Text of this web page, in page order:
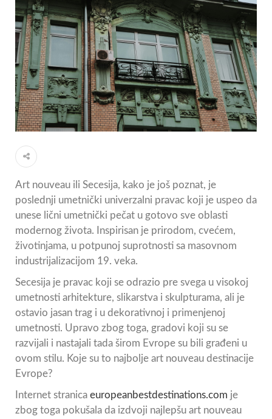
Art nouveau ili Secesija, kako je još poznat, je
poslednji umetnički univerzalni pravac koji je uspeo da
unese lični umetnički pečat u gotovo sve oblasti
modernog života. Inspirisan je prirodom, cvećem,
životinjama, u potpunoj suprotnosti sa masovnom
industrijalizacijom 19. veka.
Secesija je pravac koji se odrazio pre svega u visokoj
umetnosti arhitekture, slikarstva i skulpturama, ali je
ostavio jasan trag i u dekorativnoj i primenjenoj
umetnosti. Upravo zbog toga, gradovi koji su se
razvijali i nastajali tada širom Evrope su bili građeni u
ovom stilu. Koje su to najbolje art nouveau destinacije
Evrope?
Internet stranica europeanbestdestinations.com je
zbog toga pokušala da izdvoji najlepšu art nouveau